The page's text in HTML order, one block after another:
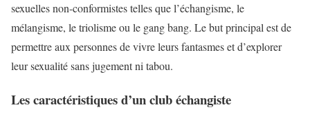
sexuelles non-conformistes telles que l’échangisme, le
mélangisme, le triolisme ou le gang bang. Le but principal est de
permettre aux personnes de vivre leurs fantasmes et d’explorer
leur sexualité sans jugement ni tabou.
Les caractéristiques d’un club échangiste